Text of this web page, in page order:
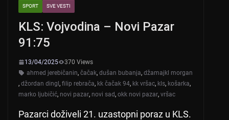
SPORT SVE VESTI
KLS: Vojvodina – Novi Pazar
91:75
13/04/2025
370 Views
ahmed jerebičanin, čačak, dušan bubanja, džamajkl morgan
, džordan dingl, filip rebrača, kk čačak 94, kk vršac, kls, košarka,
marko ljubičić, novi pazar, novi sad, okk novi pazar, vršac
Pazarci doživeli 21. uzastopni poraz u KLS.